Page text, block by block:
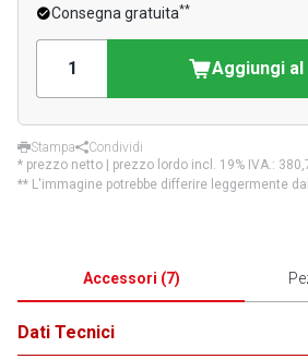
Consegna gratuita**
Aggiungi
Stampa
Condividi
* prezzo netto | prezzo lordo incl. 19% IVA.:
** L'immagine potrebbe differire leggermente
Accessori (7)
Dati Tecnici